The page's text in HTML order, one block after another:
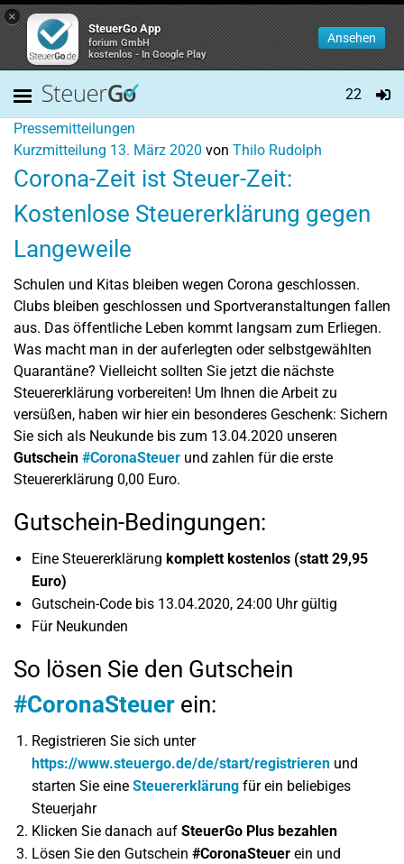
×
SteuerGo App
forium GmbH
kostenlos - In Google Play
Ansehen
22
Pressemitteilungen
Kurzmitteilung 13. März 2020 von Thilo Rudolph
Corona-Zeit ist Steuer-Zeit:
Kostenlose Steuererklärung gegen
Langeweile
Schulen und Kitas bleiben wegen Corona geschlossen.
Clubs bleiben geschlossen und Sportveranstaltungen fallen
aus. Das öffentliche Leben kommt langsam zum Erliegen.
Was macht man in der auferlegten oder selbstgewählten
Quarantäne? Vielleicht sollten Sie jetzt die nächste
Steuererklärung vorbereiten! Um Ihnen die Arbeit zu
versüßen, haben wir hier ein besonderes Geschenk: Sichern
Sie sich als Neukunde bis zum 13.04.2020 unseren
Gutschein #CoronaSteuer und zahlen für die erste
Steuererklärung 0,00 Euro.
Gutschein-Bedingungen:
Eine Steuererklärung komplett kostenlos (statt 29,95
Euro)
Gutschein-Code bis 13.04.2020, 24:00 Uhr gültig
Für Neukunden
So lösen Sie den Gutschein
#CoronaSteuer ein:
Registrieren Sie sich unter
https://www.steuergo.de/de/start/registrieren und
starten Sie eine Steuererklärung für ein beliebiges
Steuerjahr
Klicken Sie danach auf SteuerGo Plus bezahlen
Lösen Sie den Gutschein #CoronaSteuer ein und